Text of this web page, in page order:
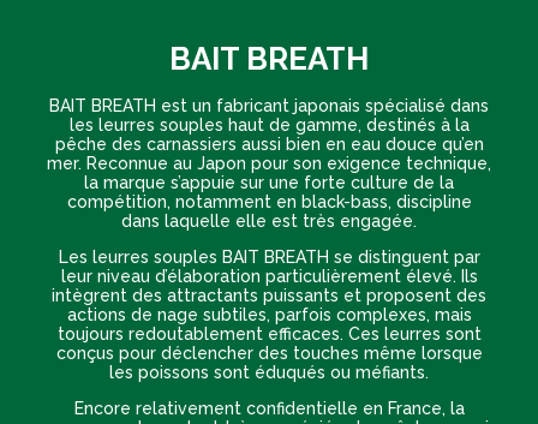
BAIT BREATH
BAIT BREATH est un fabricant japonais spécialisé dans
les leurres souples haut de gamme, destinés à la
pêche des carnassiers aussi bien en eau douce qu’en
mer. Reconnue au Japon pour son exigence technique,
la marque s’appuie sur une forte culture de la
compétition, notamment en black-bass, discipline
dans laquelle elle est très engagée.
Les leurres souples BAIT BREATH se distinguent par
leur niveau d’élaboration particulièrement élevé. Ils
intègrent des attractants puissants et proposent des
actions de nage subtiles, parfois complexes, mais
toujours redoutablement efficaces. Ces leurres sont
conçus pour déclencher des touches même lorsque
les poissons sont éduqués ou méfiants.
Encore relativement confidentielle en France, la